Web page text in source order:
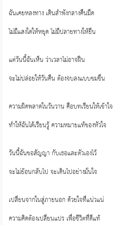
ฉันเคยหลงทาง เดินลำพังกลางคืนมืด
ไม่มีแสงใดให้หยุด ไม่มีปลายทางให้ยืน
แต่วันนี้ฉันเห็น ว่าเวลาไม่อาจฝืน
จะไม่ปล่อยให้วันคืน ต้องจบลงแบบขมขื่น
ความผิดพลาดในวันวาน คือบทเรียนให้เข้าใจ
ทำให้ฉันได้เรียนรู้ ความหมายแท้ของหัวใจ
วันนี้ฉันขอสัญญา กับเธอและตัวเองไว้
จะไม่ย้อนกลับไป จะเดินไปอย่างมั่นใจ
เปลี่ยนจากในสู่ภายนอก ด้วยใจที่แน่วแน่
ความคิดต้องเปลี่ยนแปร เพื่อชีวิตที่ดีแท้